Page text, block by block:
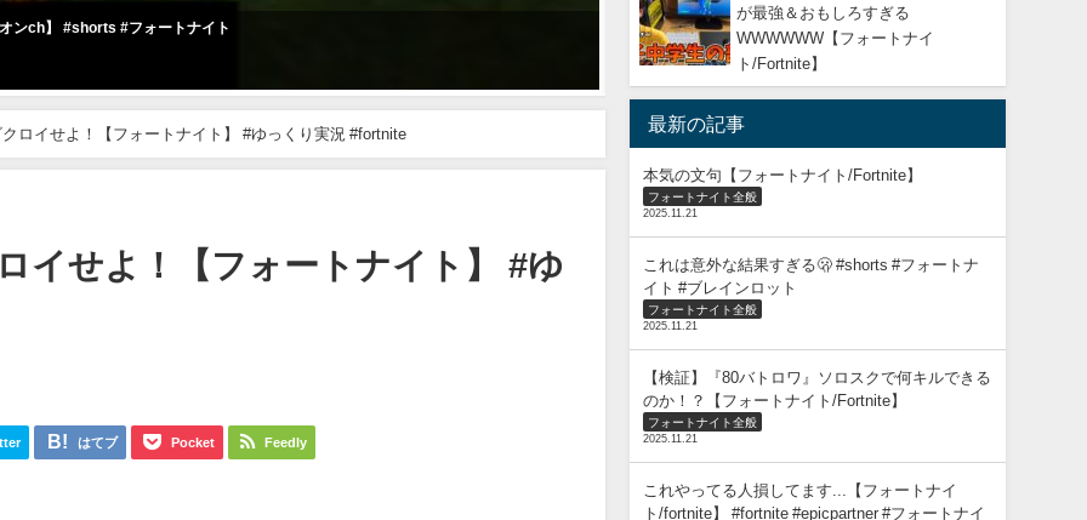
ンch】 #shorts #フォートナイト 今すぐピーリーを救い出せ！【フォートナイト】
2024年2月23日
ロイせよ！【フォートナイト】 #ゆっくり実況 #fortnite
イせよ！【フォートナイト】 #ゆ
はてブ Pocket Feedly
が最強＆おもしろすぎる
WWWWWW【フォートナイ
ト/Fortnite】
最新の記事
本気の文句【フォートナイト/Fortnite】
フォートナイト全般
2025.11.21
これは意外な結果すぎる🫢 #shorts #フォートナ
イト #ブレインロット
フォートナイト全般
2025.11.21
【検証】『80バトロワ』ソロスクで何キルできる
のか！？【フォートナイト/Fortnite】
フォートナイト全般
2025.11.21
これやってる人損してます...【フォートナイ
ト/fortnite】 #fortnite #epicpartner #フォートナイ